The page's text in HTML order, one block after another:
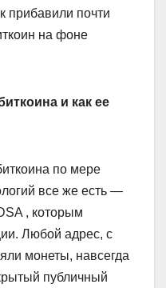
прибавили почти
на фоне
и как ее
по мере
все же есть —
, которым
Любой адрес, с
монеты, навсегда
публичный